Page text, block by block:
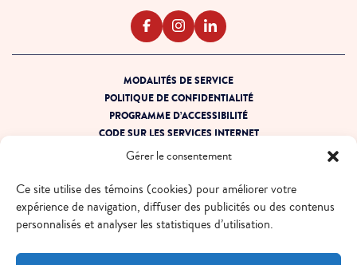
Gérer le consentement
Ce site utilise des témoins (cookies) pour améliorer votre
expérience de navigation, diffuser des publicités ou des contenus
personnalisés et analyser les statistiques d’utilisation.
MODALITÉS DE SERVICE
POLITIQUE DE CONFIDENTIALITÉ
PROGRAMME D’ACCESSIBILITÉ
CODE SUR LES SERVICES INTERNET
PRÊT POUR LA PANNE
© 2026 EBOX. Tous droits réservés.
QUÉBEC - FRQUÉBEC - ENONTARIO - FRONTARIO - EN